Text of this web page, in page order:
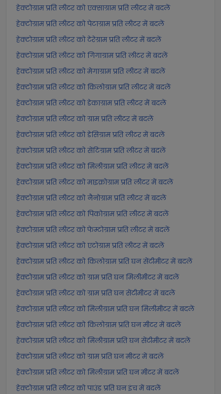
हेक्टोग्राम प्रति लीटर को एक्साग्राम प्रति लीटर में बदलें
हेक्टोग्राम प्रति लीटर को पेटाग्राम प्रति लीटर में बदलें
हेक्टोग्राम प्रति लीटर को टेरेग्राम प्रति लीटर में बदलें
हेक्टोग्राम प्रति लीटर को गिगाग्राम प्रति लीटर में बदलें
हेक्टोग्राम प्रति लीटर को मेगाग्राम प्रति लीटर में बदलें
हेक्टोग्राम प्रति लीटर को किलोग्राम प्रति लीटर में बदलें
हेक्टोग्राम प्रति लीटर को डेकाग्राम प्रति लीटर में बदलें
हेक्टोग्राम प्रति लीटर को ग्राम प्रति लीटर में बदलें
हेक्टोग्राम प्रति लीटर को डेसिग्राम प्रति लीटर में बदलें
हेक्टोग्राम प्रति लीटर को सेंटिग्राम प्रति लीटर में बदलें
हेक्टोग्राम प्रति लीटर को मिलीग्राम प्रति लीटर में बदलें
हेक्टोग्राम प्रति लीटर को माइक्रोग्राम प्रति लीटर में बदलें
हेक्टोग्राम प्रति लीटर को नैनोग्राम प्रति लीटर में बदलें
हेक्टोग्राम प्रति लीटर को पिकोग्राम प्रति लीटर में बदलें
हेक्टोग्राम प्रति लीटर को फेम्टोग्राम प्रति लीटर में बदलें
हेक्टोग्राम प्रति लीटर को एटोग्राम प्रति लीटर में बदलें
हेक्टोग्राम प्रति लीटर को किलोग्राम प्रति घन सेंटीमीटर में बदलें
हेक्टोग्राम प्रति लीटर को ग्राम प्रति घन मिलीमीटर में बदलें
हेक्टोग्राम प्रति लीटर को ग्राम प्रति घन सेंटीमीटर में बदलें
हेक्टोग्राम प्रति लीटर को मिलीग्राम प्रति घन मिलीमीटर में बदलें
हेक्टोग्राम प्रति लीटर को किलोग्राम प्रति घन मीटर में बदलें
हेक्टोग्राम प्रति लीटर को मिलीग्राम प्रति घन सेंटीमीटर में बदलें
हेक्टोग्राम प्रति लीटर को ग्राम प्रति घन मीटर में बदलें
हेक्टोग्राम प्रति लीटर को मिलीग्राम प्रति घन मीटर में बदलें
हेक्टोग्राम प्रति लीटर को पाउंड प्रति घन इंच में बदलें